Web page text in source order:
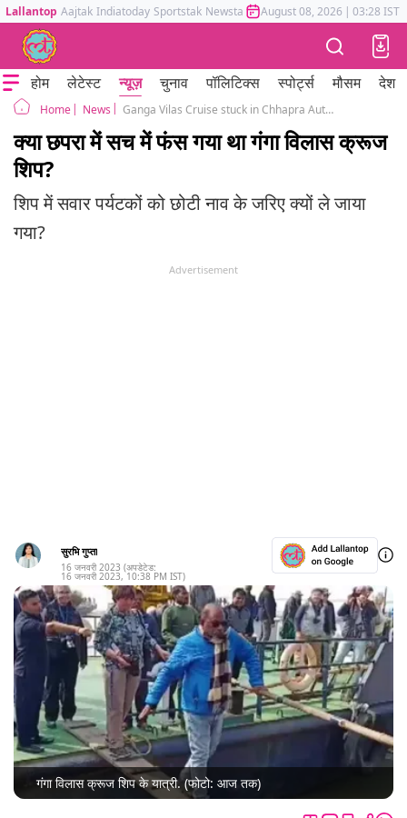
Lallantop Aajtak Indiatoday Sportstak Newstak Mumbai Tak Astrotak
August 08, 2026 | 03:28 IST
होम लेटेस्ट न्यूज़ चुनाव पॉलिटिक्स स्पोर्ट्स मौसम देश
Home News Ganga Vilas Cruise stuck in Chhapra Authority denies
क्या छपरा में सच में फंस गया था गंगा विलास क्रूज
शिप?
शिप में सवार पर्यटकों को छोटी नाव के जरिए क्यों ले जाया
गया?
Advertisement
सुरभि गुप्ता
16 जनवरी 2023 (अपडेटेड:
16 जनवरी 2023, 10:38 PM IST)
गंगा विलास क्रूज शिप के यात्री. (फोटो: आज तक)